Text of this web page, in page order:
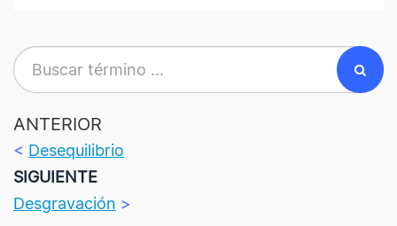
ANTERIOR
< Desequilibrio
SIGUIENTE
Desgravación >